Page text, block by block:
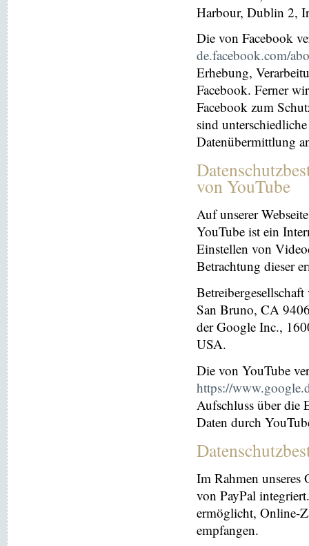
Harbour, Dublin 2,
Die von Facebook
de.facebook.com/
Erhebung,
Facebook. Ferner
Facebook zum
sind
Datenübermittlung
von YouTube
Auf unserer
YouTube ist ein
Einstellen von
Betrachtung dieser
San Bruno, CA
der Google Inc.,
USA.
Die von YouTube
https://
Aufschluss über die
Daten durch
Im Rahmen unseres
von PayPal
ermöglicht, Online-
empfangen.